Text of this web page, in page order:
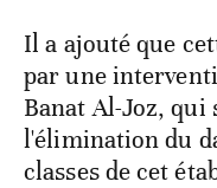
Il a ajouté que
par une
Banat Al-Joz, qui
l'élimination du
classes de cet